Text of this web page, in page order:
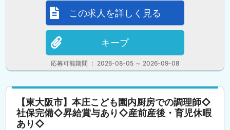
応募可能期間 ： 2026-08-05 ～ 2026-09-08
この求人を詳しく見る
キープ
【東大阪市】本庄こども園内厨房での調理師◇
社保完備◇昇給賞与あり◇産前産後・育児休暇
あり◇